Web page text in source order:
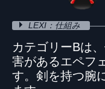
LEXI：仕組み
カテゴリーBは
害があるエペフ
す。剣を持つ腕